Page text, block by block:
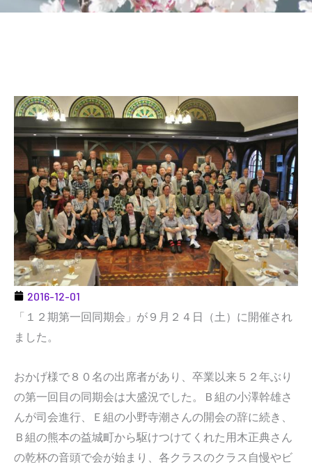
2016-12-01
「１２期第一回同期会」が９月２４日（土）に開催され
ました。
おかげ様で８０名の出席者があり、卒業以来５２年ぶり
の第一回目の同期会は大盛況でした。Ｂ組の小澤幹雄さ
んが司会進行、Ｅ組の小野寺潮さんの開会の辞に続き、
Ｂ組の熊本の益城町から駆けつけてくれた用木正典さん
の乾杯の音頭で会が始まり、各クラスのクラス自慢やビ